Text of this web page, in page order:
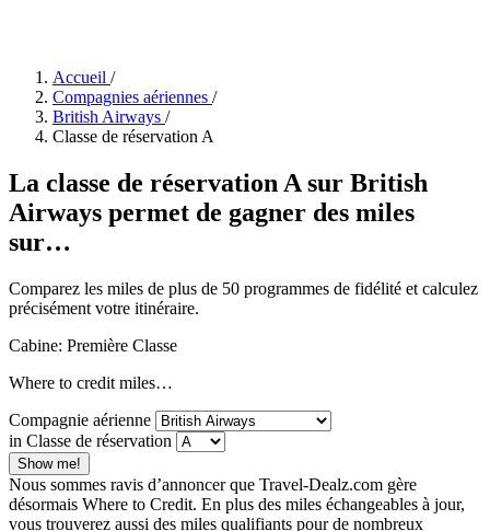
Accueil /
Compagnies aériennes /
British Airways /
Classe de réservation A
La classe de réservation A sur British
Airways permet de gagner des miles
sur…
Comparez les miles de plus de 50 programmes de fidélité et calculez
précisément votre itinéraire.
Cabine: Première Classe
Where to credit miles…
Compagnie aérienne
in Classe de réservation
Show me!
Nous sommes ravis d’annoncer que Travel-Dealz.com gère
désormais Where to Credit. En plus des miles échangeables à jour,
vous trouverez aussi des miles qualifiants pour de nombreux